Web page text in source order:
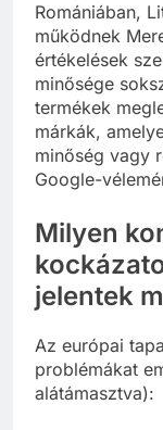
Romániában,
működnek
értékelések
minősége
termékek
márkák,
minőség vagy
Google-
Milyen
jelentek
Az európai
problémákat
alátámasztva):